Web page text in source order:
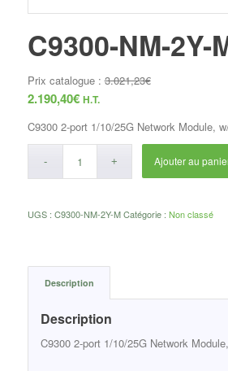
C9300-NM-2Y-
Prix catalogue :3.021,23€
2.190,40€ H.T.
C9300 2-port 1/10/25G Network Module,
Ajouter au
UGS : C9300-NM-2Y-M Catégorie : Non classé
Description
Description
C9300 2-port 1/10/25G Network